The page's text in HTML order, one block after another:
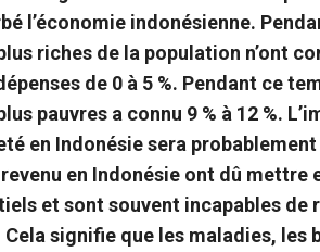
l’économie indonésienne.
riches de la population n’ont
de 0 à 5 %. Pendant ce
pauvres a connu 9 % à 12 %.
en Indonésie sera
en Indonésie ont dû mettre
et sont souvent incapables de
Cela signifie que les maladies, les